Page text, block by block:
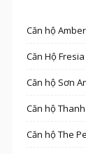
Căn hộ
Căn Hộ
Căn hộ Sơn
Căn hộ
Căn hộ The